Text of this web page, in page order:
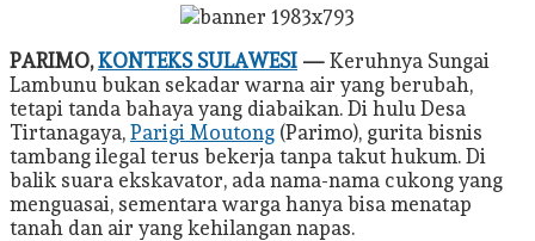
PARIMO,KONTEKS SULAWESI — Keruhnya Sungai
Lambunu bukan sekadar warna air yang berubah,
tetapi tanda bahaya yang diabaikan. Di hulu Desa
Tirtanagaya, Parigi Moutong (Parimo), gurita bisnis
tambang ilegal terus bekerja tanpa takut hukum. Di
balik suara ekskavator, ada nama-nama cukong yang
menguasai, sementara warga hanya bisa menatap
tanah dan air yang kehilangan napas.